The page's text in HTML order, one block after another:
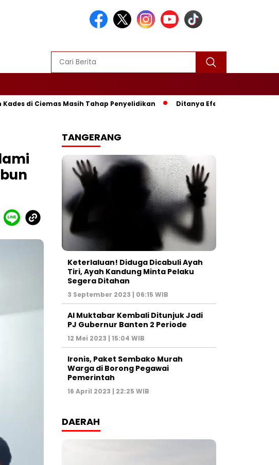
Masih Tahap Penyelidikan ‎Ditanya Efektivitas MBG, Ono Surono:
TANGERANG
Keterlaluan! Diduga Dicabuli Ayah
Tiri, Ayah Kandung Minta Pelaku
Segera Ditahan
3 September 2023 | 06:15 WIB
Al Muktabar Kembali Ditunjuk Jadi
PJ Gubernur Banten 2 Periode
12 Mei 2023 | 15:04 WIB
Ironis, Paket Sembako Murah
Warga di Borong Pegawai
Pemerintah
16 April 2023 | 22:25 WIB
DAERAH